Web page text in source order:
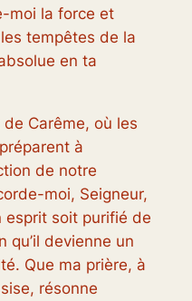
moi la force et
tempêtes de la
en ta
Carême, où les
à
de notre
moi, Seigneur,
esprit soit purifié de
qu’il devienne un
Que ma prière, à
résonne